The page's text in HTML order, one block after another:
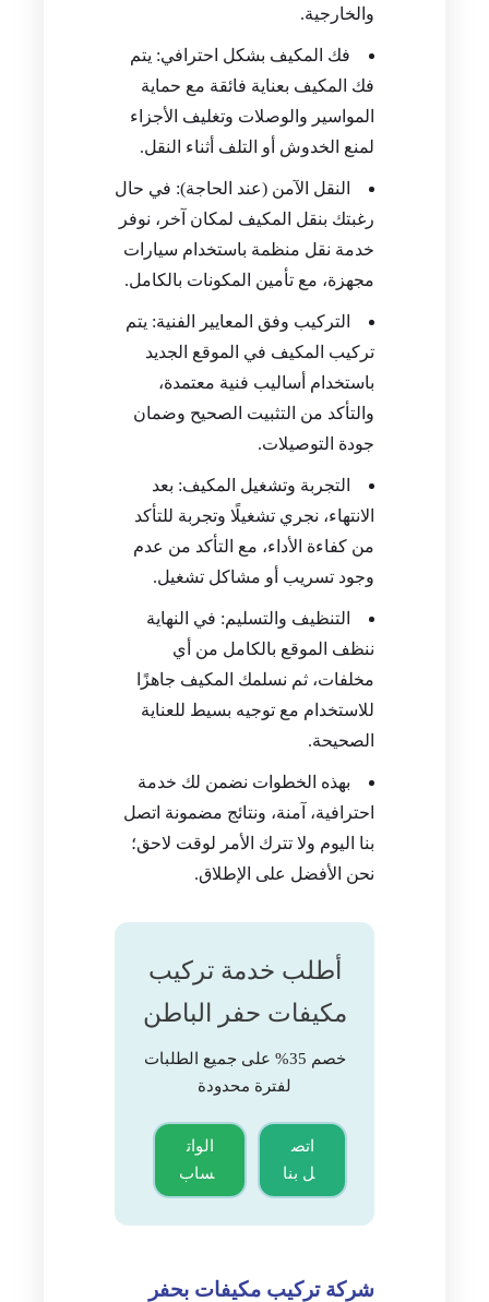
والخارجية.
فك المكيف بشكل احترافي: يتم
فك المكيف بعناية فائقة مع حماية
المواسير والوصلات وتغليف الأجزاء
لمنع الخدوش أو التلف أثناء النقل.
النقل الآمن (عند الحاجة): في حال
رغبتك بنقل المكيف لمكان آخر، نوفر
خدمة نقل منظمة باستخدام سيارات
مجهزة، مع تأمين المكونات بالكامل.
التركيب وفق المعايير الفنية: يتم
تركيب المكيف في الموقع الجديد
باستخدام أساليب فنية معتمدة،
والتأكد من التثبيت الصحيح وضمان
جودة التوصيلات.
التجربة وتشغيل المكيف: بعد
الانتهاء، نجري تشغيلًا وتجربة للتأكد
من كفاءة الأداء، مع التأكد من عدم
وجود تسريب أو مشاكل تشغيل.
التنظيف والتسليم: في النهاية
ننظف الموقع بالكامل من أي
مخلفات، ثم نسلمك المكيف جاهزًا
للاستخدام مع توجيه بسيط للعناية
الصحيحة.
بهذه الخطوات نضمن لك خدمة
احترافية، آمنة، ونتائج مضمونة اتصل
بنا اليوم ولا تترك الأمر لوقت لاحق؛
نحن الأفضل على الإطلاق.
أطلب خدمة تركيب
مكيفات حفر الباطن
خصم 35% على جميع الطلبات
لفترة محدودة
اتص
ل بنا
الوات
ساب
شركة تركيب مكيفات بحفر